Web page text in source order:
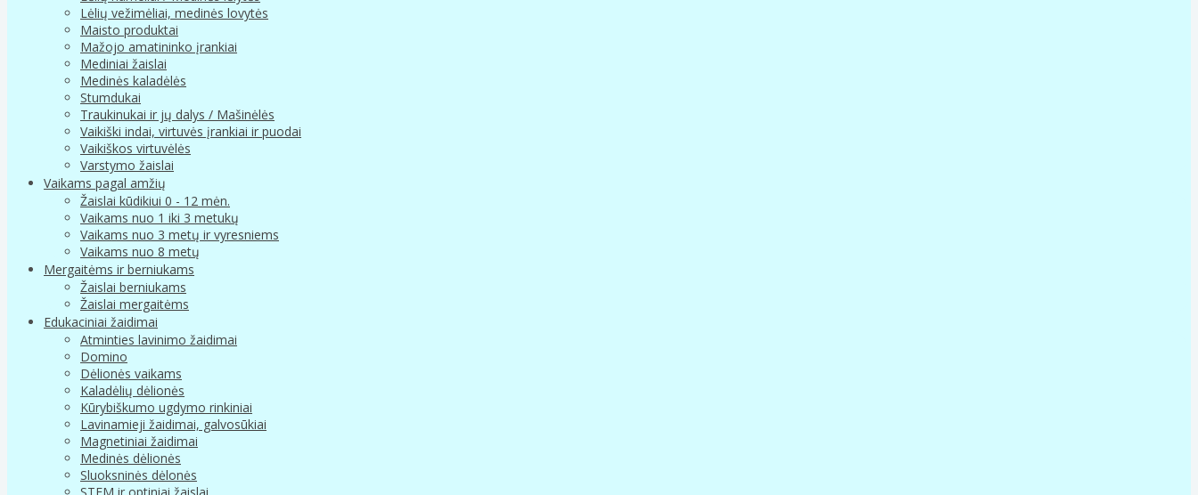
Lėlių vežimėliai, medinės lovytės
Maisto produktai
Mažojo amatininko įrankiai
Mediniai žaislai
Medinės kaladėlės
Stumdukai
Traukinukai ir jų dalys / Mašinėlės
Vaikiški indai, virtuvės įrankiai ir puodai
Vaikiškos virtuvėlės
Varstymo žaislai
Vaikams pagal amžių
Žaislai kūdikiui 0 - 12 mėn.
Vaikams nuo 1 iki 3 metukų
Vaikams nuo 3 metų ir vyresniems
Vaikams nuo 8 metų
Mergaitėms ir berniukams
Žaislai berniukams
Žaislai mergaitėms
Edukaciniai žaidimai
Atminties lavinimo žaidimai
Domino
Dėlionės vaikams
Kaladėlių dėlionės
Kūrybiškumo ugdymo rinkiniai
Lavinamieji žaidimai, galvosūkiai
Magnetiniai žaidimai
Medinės dėlionės
Sluoksninės dėlonės
STEM ir optiniai žaislai